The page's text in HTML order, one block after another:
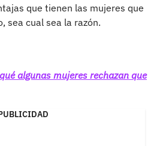
que tienen las mujeres que
sea cual sea la razón.
algunas mujeres rechazan que